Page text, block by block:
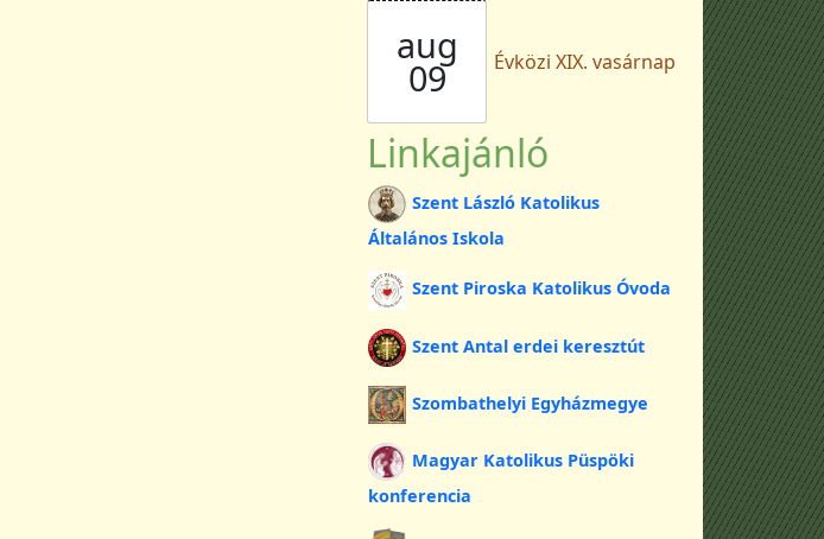
aug
09 Évközi XIX. vasárnap
Linkajánló
Szent László Katolikus
Általános Iskola
Szent Piroska Katolikus Óvoda
Szent Antal erdei keresztút
Szombathelyi Egyházmegye
Magyar Katolikus Püspöki
konferencia